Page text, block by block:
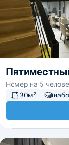
Номер на 5
30м²